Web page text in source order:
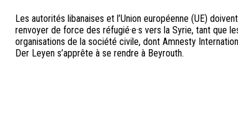
Les autorités libanaises et l’Union européenne (UE)
renvoyer de force des réfugié·e·s vers la Syrie, tant que
organisations de la société civile, dont Amnesty
Der Leyen s’apprête à se rendre à Beyrouth.